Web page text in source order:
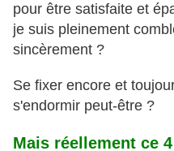
pour être satisfaite et
je suis pleinement
sincèrement ?
Se fixer encore et
s'endormir peut-être ?
Mais réellement ce